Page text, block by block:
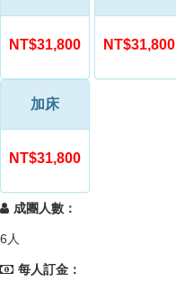
NT$31,800 NT$31,800
加床
NT$31,800
成團人數：
6人
每人訂金：